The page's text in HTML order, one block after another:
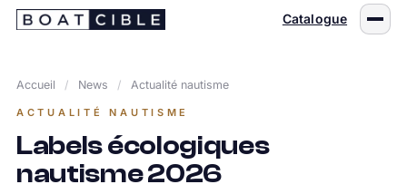
Passer
Catalogue
Accueil / News / Actualité nautisme
ACTUALITÉ NAUTISME
Labels écologiques
nautisme 2026